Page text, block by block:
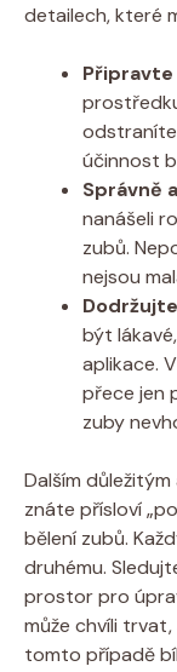
detailech, které
Připravte
odstraníte
účinnost
Správně
nanášeli
zubů.
nejsou
být
aplikace.
přece jen
zuby
Dalším
znáte přísloví
bělení zubů.
druhému.
prostor pro
může chvíli
tomto případě